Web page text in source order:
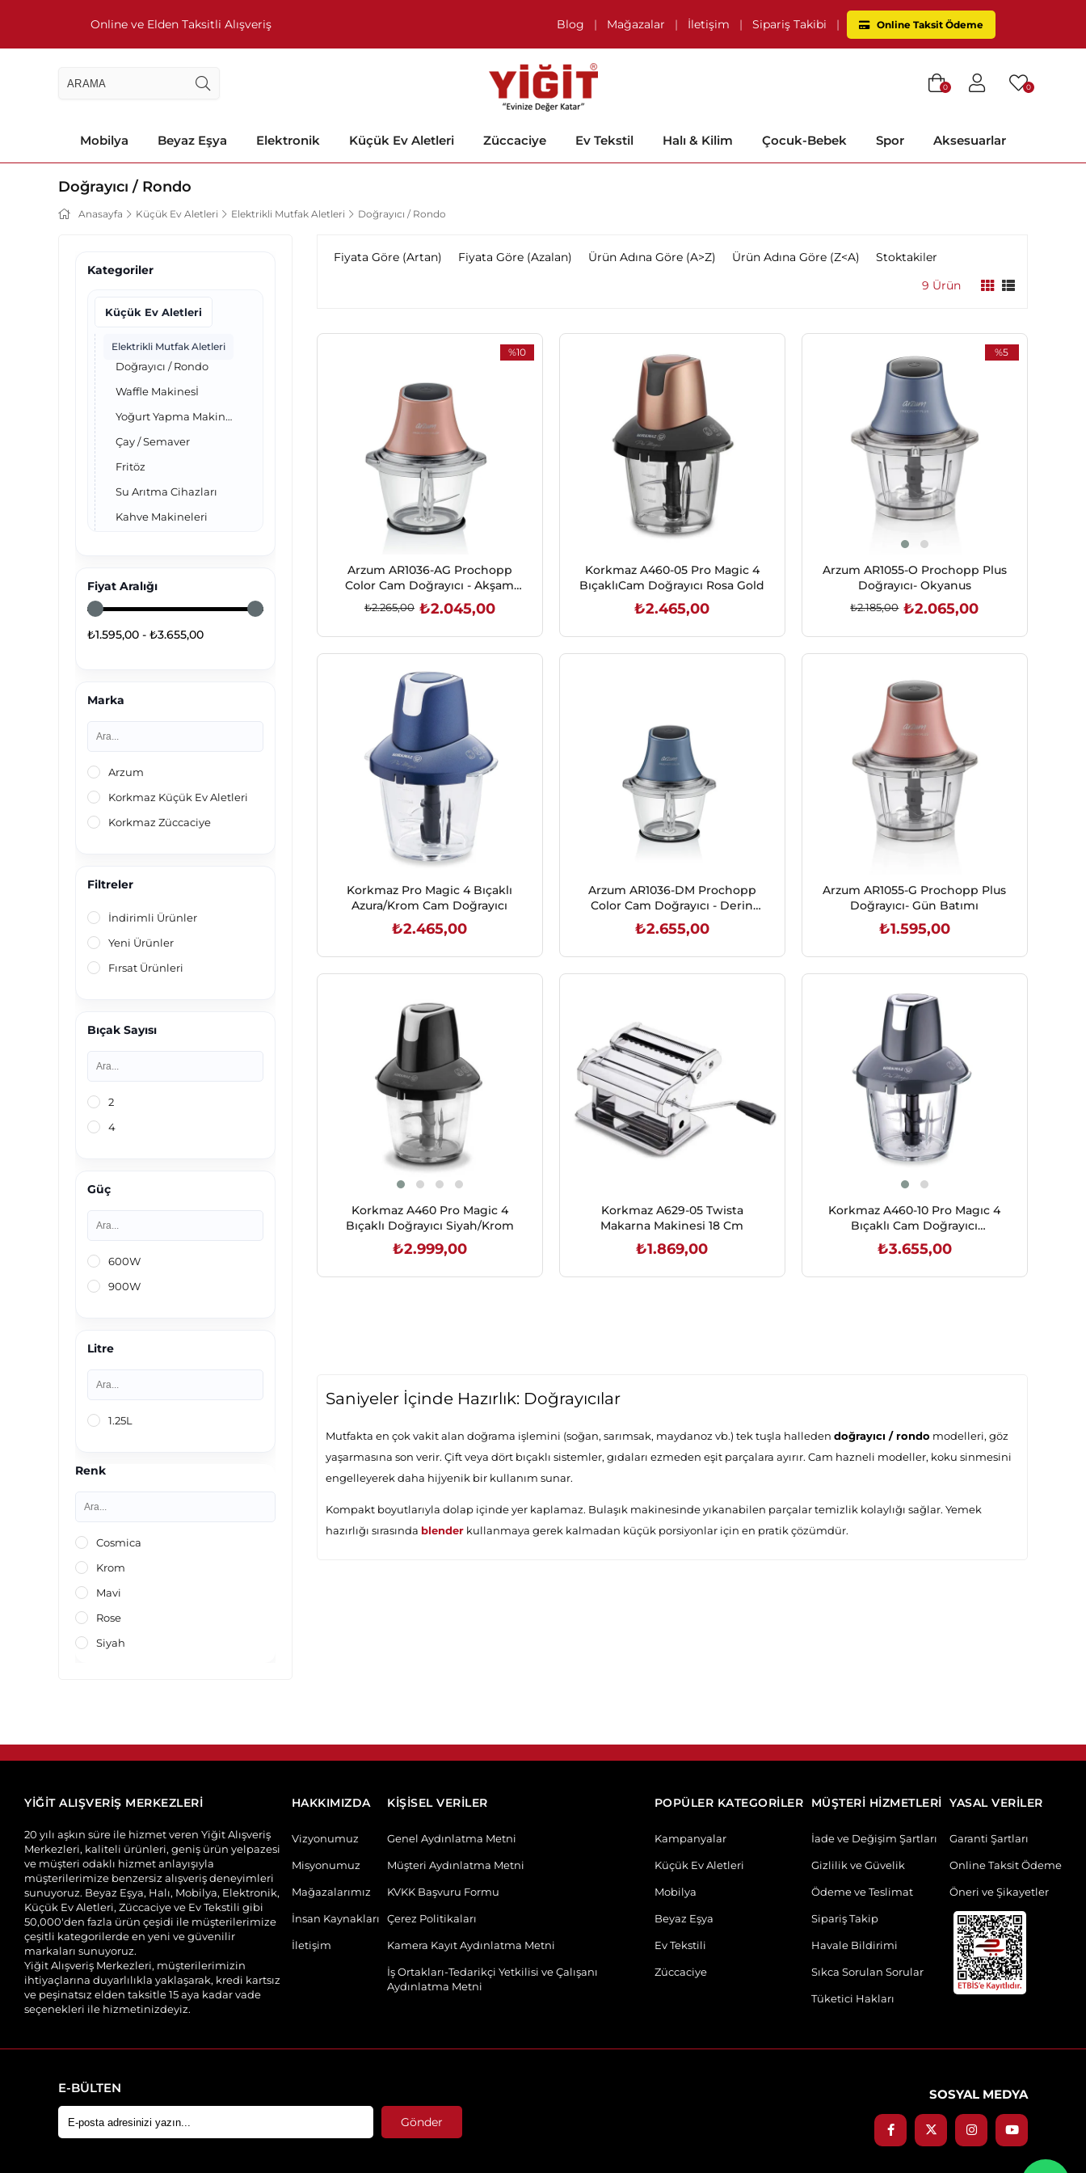
Online ve Elden Taksitli Alışveriş Blog | Mağazalar | İletişim | Sipariş Takibi | Online Taksit Ödeme
0
0
Mobilya Beyaz Eşya Elektronik Küçük Ev Aletleri Züccaciye Ev Tekstil Halı & Kilim Çocuk-Bebek Spor Aksesuarlar
Doğrayıcı / Rondo
Anasayfa Küçük Ev Aletleri Elektrikli Mutfak Aletleri Doğrayıcı / Rondo
Kategoriler
Küçük Ev Aletleri
Elektrikli Mutfak Aletleri
Doğrayıcı / Rondo
Waffle Makinesİ
Yoğurt Yapma Makineleri
Çay / Semaver
Fritöz
Su Arıtma Cihazları
Kahve Makineleri
Tost Makinesi
Katı Meyve Sıkacağı
Mutfak Robotu
Ekmek Yapma Makinesi
Fiyat Aralığı
₺1.595,00 - ₺3.655,00
Marka
Arzum
Korkmaz Küçük Ev Aletleri
Korkmaz Züccaciye
Filtreler
İndirimli Ürünler
Yeni Ürünler
Fırsat Ürünleri
Bıçak Sayısı
2
4
Güç
600W
900W
Litre
1.25L
Renk
Cosmica
Krom
Mavi
Rose
Siyah
Fiyata Göre (Artan) Fiyata Göre (Azalan) Ürün Adına Göre (A>Z) Ürün Adına Göre (Z<A)
Stoktakiler
9 Ürün
%10
Arzum AR1036-AG Prochopp
Color Cam Doğrayıcı - Akşam
Güneşi
₺2.045,00
₺2.265,00
Korkmaz A460-05 Pro Magic 4
BıçaklıCam Doğrayıcı Rosa Gold
₺2.465,00
%5
Arzum AR1055-O Prochopp Plus
Doğrayıcı- Okyanus
₺2.065,00
₺2.185,00
Korkmaz Pro Magic 4 Bıçaklı
Azura/Krom Cam Doğrayıcı
₺2.465,00
Arzum AR1036-DM Prochopp
Color Cam Doğrayıcı - Derin
Mavi
₺2.655,00
Arzum AR1055-G Prochopp Plus
Doğrayıcı- Gün Batımı
₺1.595,00
Korkmaz A460 Pro Magic 4
Bıçaklı Doğrayıcı Siyah/Krom
₺2.999,00
Korkmaz A629-05 Twista
Makarna Makinesi 18 Cm
₺1.869,00
Korkmaz A460-10 Pro Magıc 4
Bıçaklı Cam Doğrayıcı
Cosmica/Krom
₺3.655,00
Saniyeler İçinde Hazırlık: Doğrayıcılar
Mutfakta en çok vakit alan doğrama işlemini (soğan, sarımsak, maydanoz vb.) tek tuşla halleden doğrayıcı / rondo modelleri, göz
yaşarmasına son verir. Çift veya dört bıçaklı sistemler, gıdaları ezmeden eşit parçalara ayırır. Cam hazneli modeller, koku sinmesini
engelleyerek daha hijyenik bir kullanım sunar.
Kompakt boyutlarıyla dolap içinde yer kaplamaz. Bulaşık makinesinde yıkanabilen parçalar temizlik kolaylığı sağlar. Yemek
hazırlığı sırasında blender kullanmaya gerek kalmadan küçük porsiyonlar için en pratik çözümdür.
YİĞİT ALIŞVERİŞ MERKEZLERİ
20 yılı aşkın süre ile hizmet veren Yiğit Alışveriş
Merkezleri, kaliteli ürünleri, geniş ürün yelpazesi
ve müşteri odaklı hizmet anlayışıyla
müşterilerimize benzersiz alışveriş deneyimleri
sunuyoruz. Beyaz Eşya, Halı, Mobilya, Elektronik,
Küçük Ev Aletleri, Züccaciye ve Ev Tekstili gibi
50,000'den fazla ürün çeşidi ile müşterilerimize
çeşitli kategorilerde en yeni ve güvenilir
markaları sunuyoruz.
Yiğit Alışveriş Merkezleri, müşterilerimizin
ihtiyaçlarına duyarlılıkla yaklaşarak, kredi kartsız
ve peşinatsız elden taksitle 15 aya kadar vade
seçenekleri ile hizmetinizdeyiz.
HAKKIMIZDA
Vizyonumuz
Misyonumuz
Mağazalarımız
İnsan Kaynakları
İletişim
KİŞİSEL VERİLER
Genel Aydınlatma Metni
Müşteri Aydınlatma Metni
KVKK Başvuru Formu
Çerez Politikaları
Kamera Kayıt Aydınlatma Metni
İş Ortakları-Tedarikçi Yetkilisi ve Çalışanı
Aydınlatma Metni
POPÜLER KATEGORİLER
Kampanyalar
Küçük Ev Aletleri
Mobilya
Beyaz Eşya
Ev Tekstili
Züccaciye
MÜŞTERİ HİZMETLERİ
İade ve Değişim Şartları
Gizlilik ve Güvelik
Ödeme ve Teslimat
Sipariş Takip
Havale Bildirimi
Sıkca Sorulan Sorular
Tüketici Hakları
YASAL VERİLER
Garanti Şartları
Online Taksit Ödeme
Öneri ve Şikayetler
E-BÜLTEN
Gönder
SOSYAL MEDYA